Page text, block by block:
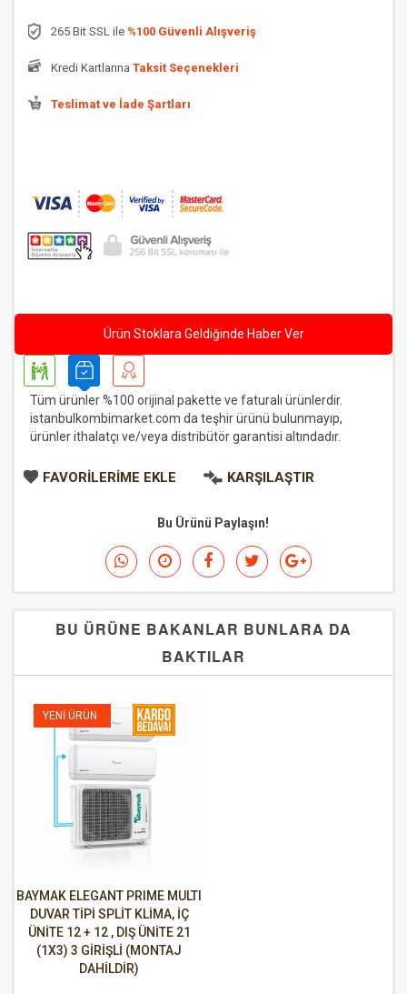
265 Bit SSL ile %100 Güvenli Alışveriş
Kredi Kartlarına Taksit Seçenekleri
Teslimat ve İade Şartları
Ürün Stoklara Geldiğinde Haber Ver
Tüm ürünler %100 orijinal pakette ve faturalı ürünlerdir.
istanbulkombimarket.com da teşhir ürünü bulunmayıp,
ürünler ithalatçı ve/veya distribütör garantisi altındadır.
FAVORILERIME EKLE KARŞILAŞTIR
Bu Ürünü Paylaşın!
BU ÜRÜNE BAKANLAR BUNLARA DA
BAKTILAR
BAYMAK ELEGANT PRIME MULTI
DUVAR TİPİ SPLİT KLİMA, İÇ
ÜNİTE 12 + 12 , DIŞ ÜNİTE 21
(1X3) 3 GİRİŞLİ (MONTAJ
DAHİLDİR)
YENI ÜRÜN